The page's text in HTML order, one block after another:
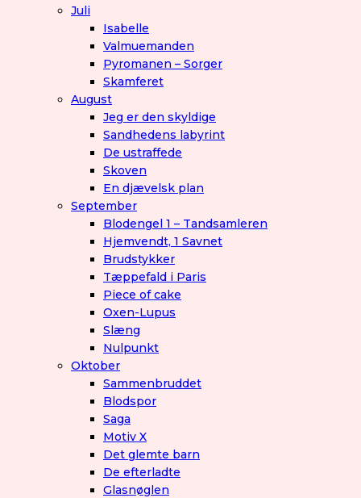
Juli
Isabelle
Valmuemanden
Pyromanen – Sorger
Skamferet
August
Jeg er den skyldige
Sandhedens labyrint
De ustraffede
Skoven
En djævelsk plan
September
Blodengel 1 – Tandsamleren
Hjemvendt, 1 Savnet
Brudstykker
Tæppefald i Paris
Piece of cake
Oxen-Lupus
Slæng
Nulpunkt
Oktober
Sammenbruddet
Blodspor
Saga
Motiv X
Det glemte barn
De efterladte
Glasnøglen